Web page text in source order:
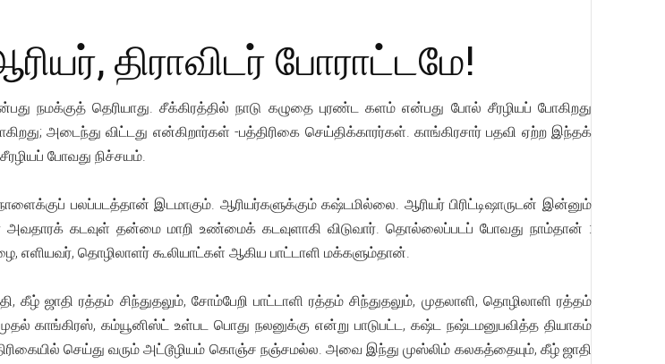
திராவிடர் போராட்டமே!
நமக்குத் தெரியாது. சீக்கிரத்தில் நாடு கழுதை புரண்ட களம் என்பது போல் சீரழியப் போகிறது
அடைந்து விட்டது என்கிறார்கள் -பத்திரிகை செய்திக்காரர்கள். காங்கிரசார் பதவி ஏற்ற இந்தக்
போவது நிச்சயம்.
பலப்படத்தான் இடமாகும். ஆரியர்களுக்கும் கஷ்டமில்லை. ஆரியர் பிரிட்டிஷாருடன் இன்னும்
அவதாரக் கடவுள் தன்மை மாறி உண்மைக் கடவுளாகி விடுவார். தொல்லைப்படப் போவது நாம்தான் :
எளியவர், தொழிலாளர் கூலியாட்கள் ஆகிய பாட்டாளி மக்களும்தான்.
ஜாதி ரத்தம் சிந்துதலும், சோம்பேறி பாட்டாளி ரத்தம் சிந்துதலும், முதலாளி, தொழிலாளி ரத்தம்
காங்கிரஸ், கம்யூனிஸ்ட் உள்பட பொது நலனுக்கு என்று பாடுபட்ட, கஷ்ட நஷ்டமனுபவித்த தியாகம்
செய்து வரும் அட்டூழியம் கொஞ்ச நஞ்சமல்ல. அவை இந்து முஸ்லிம் கலகத்தையும், கீழ் ஜாதி